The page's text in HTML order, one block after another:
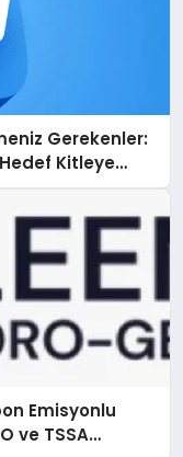
Gerekenler:
Kitleye
Emisyonlu
ve TSSA